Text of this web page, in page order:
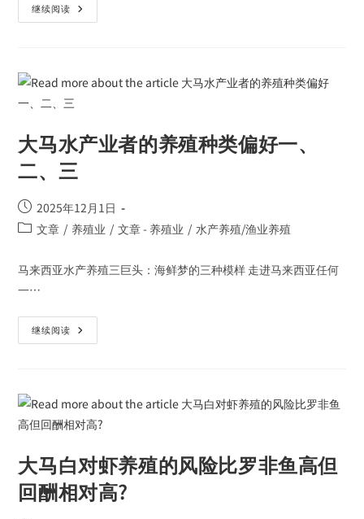
继续阅读
大马水产业者的养殖种类偏好一、
二、三
2025年12月1日
文章 / 养殖业 / 文章 - 养殖业 / 水产养殖/渔业养殖
马来西亚水产养殖三巨头：海鲜梦的三种模样 走进马来西亚任何
一…
继续阅读
大马白对虾养殖的风险比罗非鱼高但
回酬相对高?